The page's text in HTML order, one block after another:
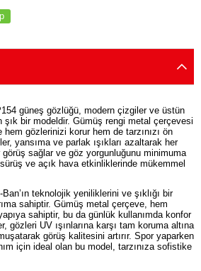
güneş gözlüğü, modern çizgiler ve üstün
bir modeldir. Gümüş rengi metal çerçevesi
gözlerinizi korur hem de tarzınızı ön
yansıma ve parlak ışıkları azaltarak her
görüş sağlar ve göz yorgunluğunu minimuma
ve açık hava etkinliklerinde mükemmel
teknolojik yeniliklerini ve şıklığı bir
sahiptir. Gümüş metal çerçeve, hem
sahiptir, bu da günlük kullanımda konfor
gözleri UV ışınlarına karşı tam koruma altına
görüş kalitesini artırır. Spor yaparken
için ideal olan bu model, tarzınıza sofistike